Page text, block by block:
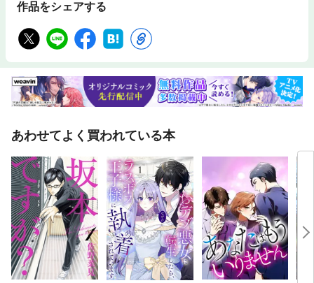
作品をシェアする
あわせてよく買われている本